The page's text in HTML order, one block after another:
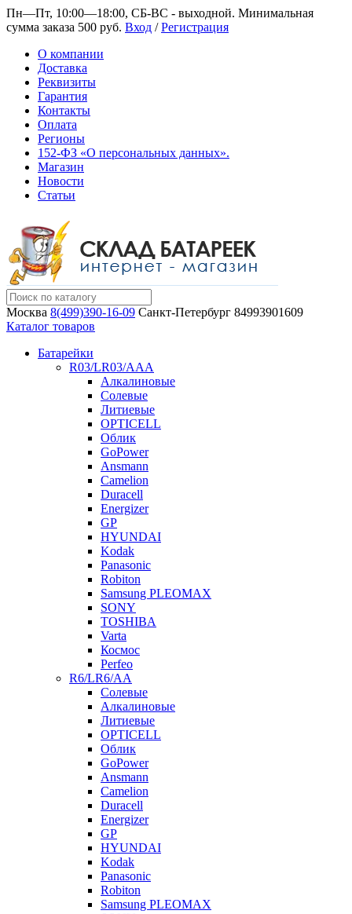
Пн—Пт, 10:00—18:00, СБ-ВС - выходной. Минимальная
сумма заказа 500 руб. Вход /Регистрация
О компании
Доставка
Реквизиты
Гарантия
Контакты
Оплата
Регионы
152-ФЗ «О персональных данных».
Магазин
Новости
Статьи
Москва 8(499)390-16-09 Санкт-Петербург 84993901609
Каталог товаров
Батарейки
R03/LR03/AAA
Алкалиновые
Солевые
Литиевые
OPTICELL
Облик
GoPower
Ansmann
Camelion
Duracell
Energizer
GP
HYUNDAI
Kodak
Panasonic
Robiton
Samsung PLEOMAX
SONY
TOSHIBA
Varta
Космос
Perfeo
R6/LR6/AA
Солевые
Алкалиновые
Литиевые
OPTICELL
Облик
GoPower
Ansmann
Camelion
Duracell
Energizer
GP
HYUNDAI
Kodak
Panasonic
Robiton
Samsung PLEOMAX